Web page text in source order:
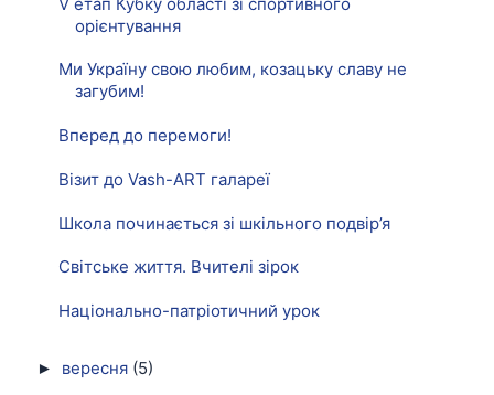
орієнтування
Ми Україну свою любим, козацьку славу не
загубим!
Вперед до перемоги!
Візит до Vash-ART галареї
Школа починається зі шкільного подвір’я
Світське життя. Вчителі зірок
Національно-патріотичний урок
► вересня (5)